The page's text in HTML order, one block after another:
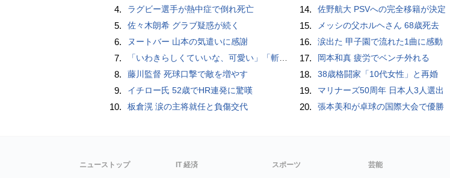
4. ラグビー選手が熱中症で倒れ死亡
5. 佐々木朗希 グラブ疑惑が続く
6. ヌートバー 山本の気遣いに感謝
7. 「いわきらしくていいな、可愛い」「斬新」初出場初勝利の東日本国際大昌平、アルプス彩ったフラダンス部の応援に反響 部員は感無量「夢を見ているよう」
8. 藤川監督 死球口撃で敵を増やす
9. イチロー氏 52歳でHR連発に驚嘆
10. 板倉滉 涙の主将就任と負傷交代
14. 佐野航大 PSVへの完全移籍が決定
15. メッシの父ホルヘさん 68歳死去
16. 涙出た 甲子園で流れた1曲に感動
17. 岡本和真 疲労でベンチ外れる
18. 38歳格闘家「10代女性」と再婚
19. マリナーズ50周年 日本人3人選出
20. 張本美和が卓球の国際大会で優勝
ニューストップ IT 経済 スポーツ 芸能